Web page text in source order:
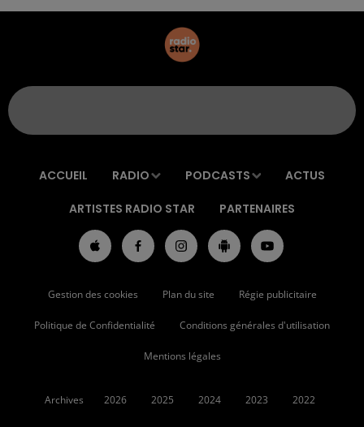
ACCUEIL RADIO PODCASTS ACTUS
ARTISTES RADIO STAR PARTENAIRES
Gestion des cookies Plan du site Régie publicitaire
Politique de Confidentialité Conditions générales d'utilisation
Mentions légales
Archives 2026 2025 2024 2023 2022